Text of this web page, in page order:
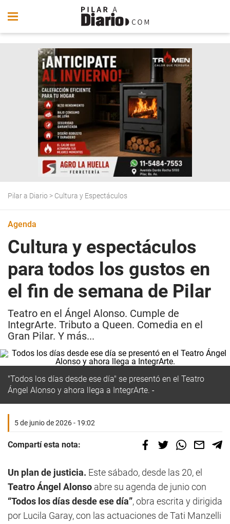
Pilar a Diario > Cultura y Espectáculos
Agenda
Cultura y espectáculos
para todos los gustos en
el fin de semana de Pilar
Teatro en el Ángel Alonso. Cumple de
IntegrArte. Tributo a Queen. Comedia en el
Gran Pilar. Y más...
"Todos los días desde ese día" se presentó en el Teatro
Ángel Alonso y ahora llega a IntegrArte.
5 de junio de 2026 - 19:02
Compartí esta nota:
Un plan de justicia. Este sábado, desde las 20, el
Teatro Ángel Alonso abre su agenda de junio con
“Todos los días desde ese día”, obra escrita y dirigida
por Lucila Garay, con las actuaciones de Tati Manzelli